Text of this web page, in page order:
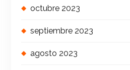
octubre 2023
septiembre 2023
agosto 2023